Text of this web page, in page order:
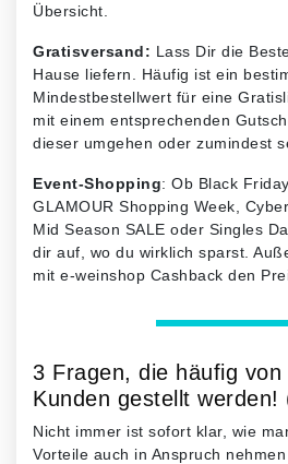
Übersicht.
Gratisversand: Lass Dir die
Hause liefern. Häufig ist ein
Mindestbestellwert für eine
mit einem entsprechenden
dieser umgehen oder zumindest
Event-Shopping: Ob Black
GLAMOUR Shopping Week,
Mid Season SALE oder Singles
dir auf, wo du wirklich sparst.
mit e-weinshop Cashback den
3 Fragen, die häufig von
Kunden gestellt werden!
Nicht immer ist sofort klar, wie
Vorteile auch in Anspruch